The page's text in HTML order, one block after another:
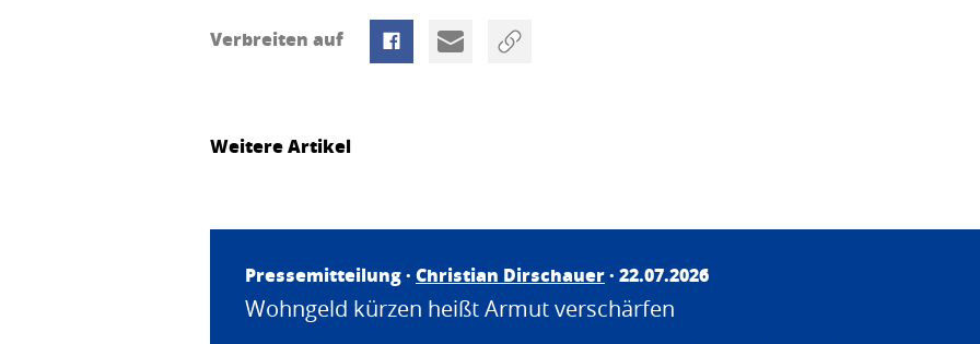
Verbreiten auf
Weitere Artikel
Pressemitteilung · Christian Dirschauer· 22.07.2026
Wohngeld kürzen heißt Armut verschärfen